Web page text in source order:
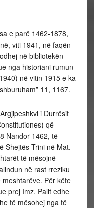
e parë 1462-1878,
viti 1941, në faqën
në bibliotekën
nga historiani rumun
në vitin 1915 e ka
11, 1167.
i Durrësit
që
Nandor 1462, të
Shejtës Trini në Mat.
të mësojnë
në rast rreziku
Për këte
prej Imz. Palit edhe
të mësohej nga të